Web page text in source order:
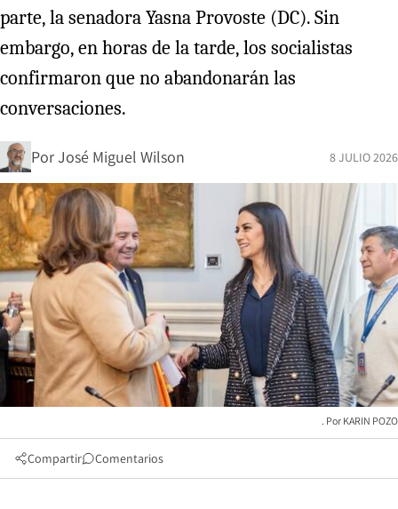
parte, la senadora Yasna Provoste (DC). Sin
embargo, en horas de la tarde, los socialistas
confirmaron que no abandonarán las
conversaciones.
PorJosé Miguel Wilson 8 JULIO 2026
KARIN POZO
Compartir Comentarios